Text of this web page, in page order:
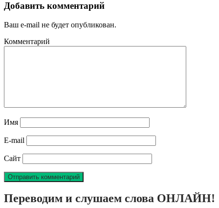
Добавить комментарий
Ваш e-mail не будет опубликован.
Комментарий
Имя
E-mail
Сайт
Переводим и слушаем слова ОНЛАЙН!